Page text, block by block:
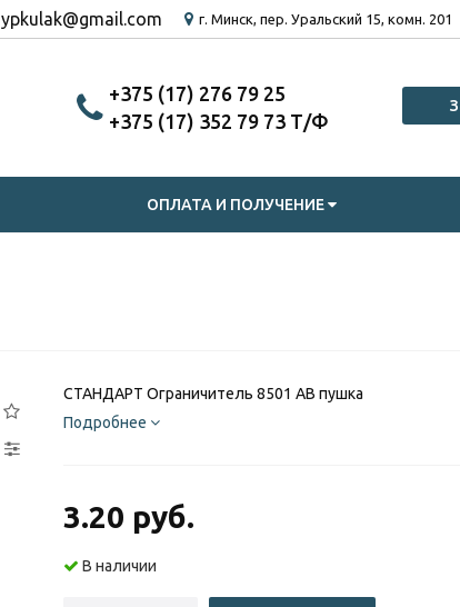
г. Минск, пер. Уральский 15, комн. 201
ypkulak@gmail.com
‎+375 (17) 276 79 25
‎+375 (17) 352 79 73
ОПЛАТА И ПОЛУЧЕНИЕ
СТАНДАРТ Ограничитель 8501 AB пушка
Подробнее
3.20 руб.
В наличии